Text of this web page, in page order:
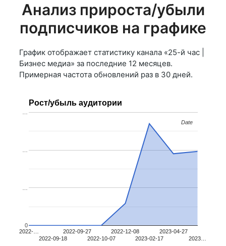
Анализ прироста/убыли
подписчиков на графике
График отображает статистику канала «25-й час |
Бизнес медиа» за последние 12 месяцев.
Примерная частота обновлений раз в 30 дней.
Рост/убыль аудитории
2022-…
2022-09-18
2022-09-27
2022-10-07
2022-12-08
2023-02-17
2023-04-27
2023…
0
…
…
Date
Date